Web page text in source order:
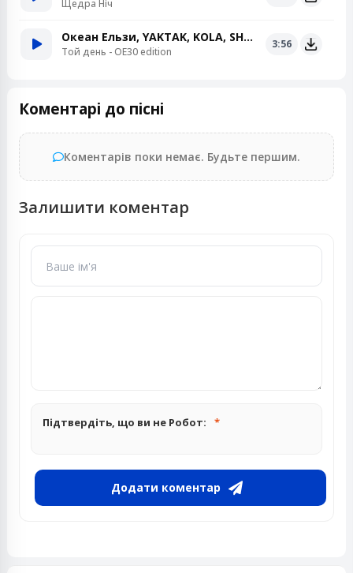
Щедра Ніч
Океан Ельзи, YAKTAK, KOLA, SHUMEI, Jerry Heil
Той день - OE30 edition
3:56
Коментарі до пісні
Коментарів поки немає. Будьте першим.
Залишити коментар
Підтвердіть, що ви не Робот:
Додати коментар